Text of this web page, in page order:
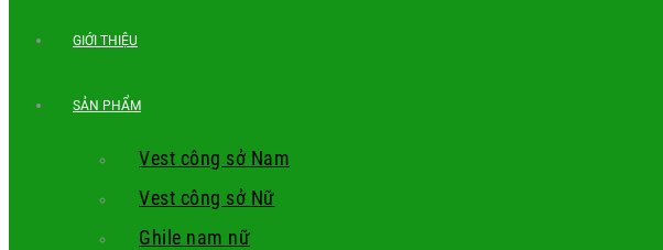
GIỚI THIỆU
SẢN PHẨM
Vest công sở Nam
Vest công sở Nữ
Ghile nam nữ